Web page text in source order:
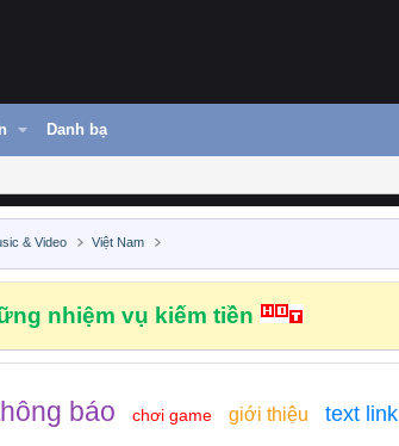
Danh bạ
& Video Việt Nam
nhiệm vụ kiếm tiền
báo chơi game giới thiệu text link